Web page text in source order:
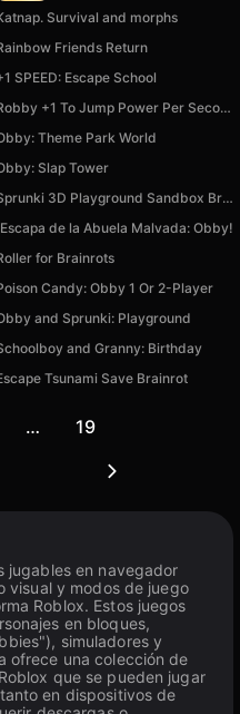
Survival and morphs
Friends Return
SPEED: Escape School
Robby +1 To Jump Power Per Second
Theme Park World
Slap Tower
Sprunki 3D Playground Sandbox Brainrot Zombie
de la Abuela Malvada: Obby!
for Brainrots
Candy: Obby 1 Or 2-Player
and Sprunki: Playground
and Granny: Birthday
Tsunami Save Brainrot
… 19
jugables en navegador
visual y modos de juego
Roblox. Estos juegos
en bloques,
simuladores y
ofrece una colección de
que se pueden jugar
en dispositivos de